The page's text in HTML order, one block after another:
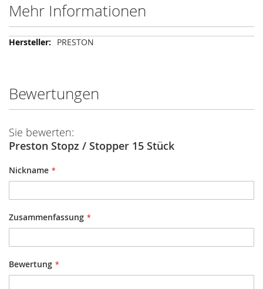
Mehr Informationen
Mehr
PRESTON
Bewertungen
Sie bewerten:
Preston Stopz / Stopper 15 Stück
Nickname
Zusammenfassung
Bewertung